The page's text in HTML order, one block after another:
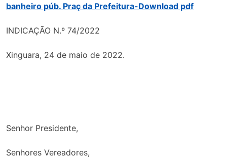
banheiro púb. Praç da Prefeitura-Download pdf
INDICAÇÃO N.º 74/2022
Xinguara, 24 de maio de 2022.
Senhor Presidente,
Senhores Vereadores,